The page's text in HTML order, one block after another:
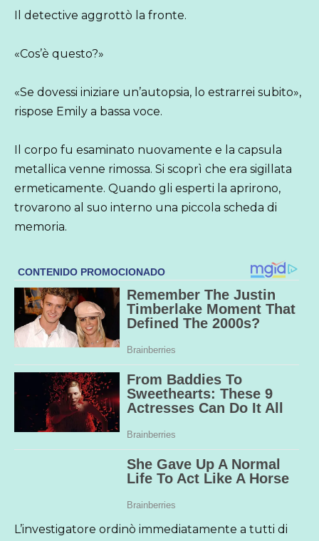
Il detective aggrottò la fronte.
«Cos’è questo?»
«Se dovessi iniziare un’autopsia, lo estrarrei subito»,
rispose Emily a bassa voce.
Il corpo fu esaminato nuovamente e la capsula
metallica venne rimossa. Si scoprì che era sigillata
ermeticamente. Quando gli esperti la aprirono,
trovarono al suo interno una piccola scheda di
memoria.
L’investigatore ordinò immediatamente a tutti di